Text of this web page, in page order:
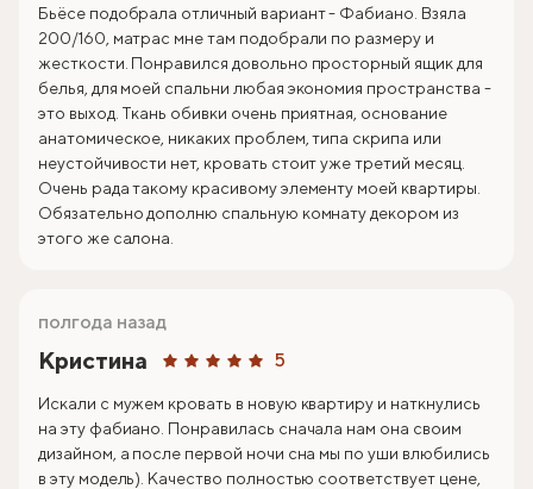
Бьёсе подобрала отличный вариант - Фабиано. Взяла
200/160, матрас мне там подобрали по размеру и
жесткости. Понравился довольно просторный ящик для
белья, для моей спальни любая экономия пространства -
это выход. Ткань обивки очень приятная, основание
анатомическое, никаких проблем, типа скрипа или
неустойчивости нет, кровать стоит уже третий месяц.
Очень рада такому красивому элементу моей квартиры.
Обязательно дополню спальную комнату декором из
этого же салона.
Кристина 5
полгода назад
Искали с мужем кровать в новую квартиру и наткнулись
на эту фабиано. Понравилась сначала нам она своим
дизайном, а после первой ночи сна мы по уши влюбились
в эту модель). Качество полностью соответствует цене,